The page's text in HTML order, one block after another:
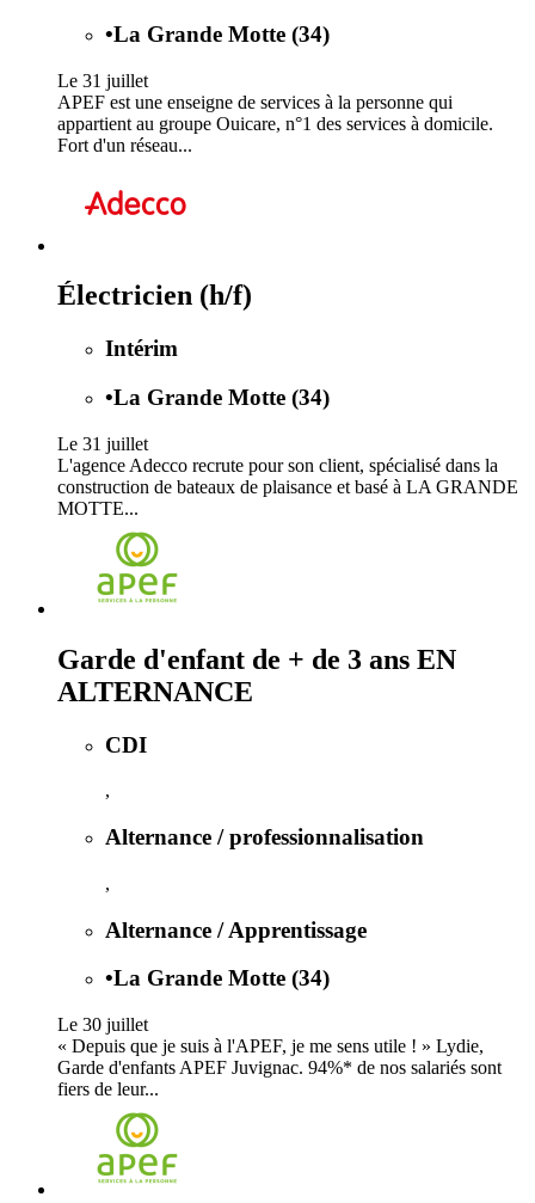
•La Grande Motte (34)
Le 31 juillet
APEF est une enseigne de services à la personne qui
appartient au groupe Ouicare, n°1 des services à domicile.
Fort d'un réseau...
Électricien (h/f)
Intérim
•La Grande Motte (34)
Le 31 juillet
L'agence Adecco recrute pour son client, spécialisé dans la
construction de bateaux de plaisance et basé à LA GRANDE
MOTTE...
Garde d'enfant de + de 3 ans EN
ALTERNANCE
CDI
,
Alternance / professionnalisation
,
Alternance / Apprentissage
•La Grande Motte (34)
Le 30 juillet
« Depuis que je suis à l'APEF, je me sens utile ! » Lydie,
Garde d'enfants APEF Juvignac. 94%* de nos salariés sont
fiers de leur...